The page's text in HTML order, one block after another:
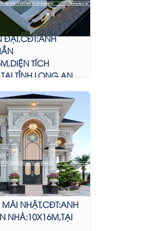
ĐẠI,CĐT:ANH
TÍCH
TỈNH LONG AN
MÁI NHẬT,CĐT:ANH
NHÀ:10X16M,TẠI